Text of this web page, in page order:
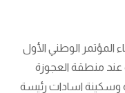
المؤتمر الوطني الأول
عند منطقة العجوزة
وسكينة اسادات رئيسة